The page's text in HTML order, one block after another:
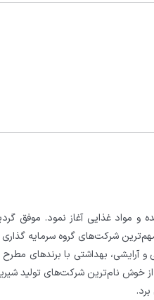
شوینده و مواد غذایی آغاز نمود.
شرکت‌های گروه سرمایه گذاری
و آرایشی، بهداشتی با برند‌های
از خوش نام‌ترین شرکت‌های تولید